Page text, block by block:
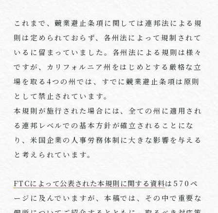
これまで、競業避止条項に関しては連邦法による規
則は定められておらず、各州法によって規制されて
いるに留まっていました。各州法による規則は様々
ですが、カリフォルニア州をはじめとする厳格な立
場を取る 4つの州では、すでに競業避止条項は原則
として禁止されています。
本規則が施行された場合には、全ての州に適用され
る連邦レベルでの基本方針が確立されることにな
り、米国企業の人事労務体制に大きな影響を与える
と考えられています。
FTCによって公表された本規則に関する資料は 570ペ
ージに及んでいますが、本稿では、その中で重要な